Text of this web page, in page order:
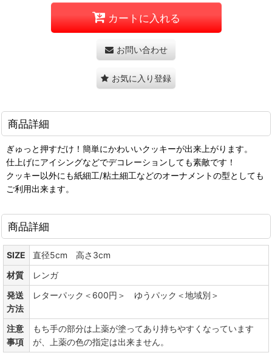
カートに入れる
お問い合わせ
お気に入り登録
商品詳細
ぎゅっと押すだけ！簡単にかわいいクッキーが出来上がります。
仕上げにアイシングなどでデコレーションしても素敵です！
クッキー以外にも紙細工/粘土細工などのオーナメントの型としても
ご利用出来ます。
商品詳細
SIZE
直径5cm 高さ3cm
材質
レンガ
発送
方法
レターパック＜600円＞ ゆうパック＜地域別＞
注意
事項
もち手の部分は上薬が塗ってあり持ちやすくなっています
が、上薬の色の指定は出来ません。